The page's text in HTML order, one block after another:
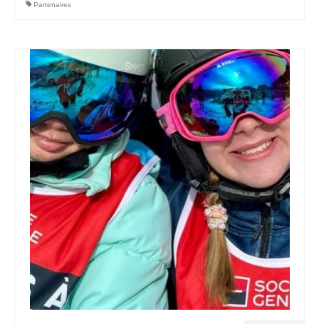
Partenaires